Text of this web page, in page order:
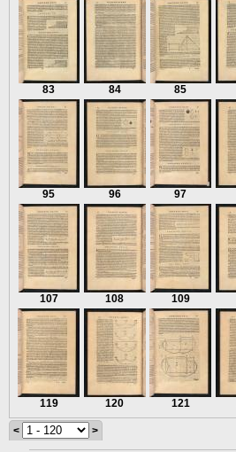
83 84 85
95 96 97
107 108 109
119 120 121
< >